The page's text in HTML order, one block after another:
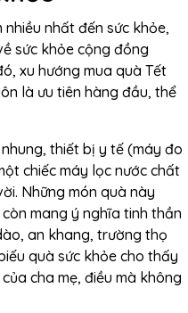
nhất đến sức khỏe,
sức khỏe cộng đồng
xu hướng mua quà Tết
là ưu tiên hàng đầu, thể
thiết bị y tế (máy đo
chiếc máy lọc nước chất
Những món quà này
mang ý nghĩa tinh thần
an khang, trường thọ
quà sức khỏe cho thấy
cha mẹ, điều mà không